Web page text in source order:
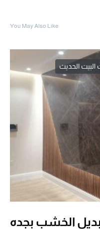
You May Also Like
البيت الحديث
الخشب بجده